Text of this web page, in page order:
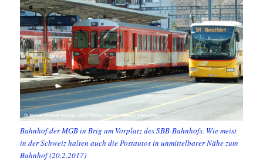
Bahnhof der MGB in Brig am Vorplatz des SBB-Bahnhofs. Wie meist
in der Schweiz halten auch die Postautos in unmittelbarer Nähe zum
Bahnhof (20.2.2017)